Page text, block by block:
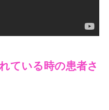
ている時の患者さ